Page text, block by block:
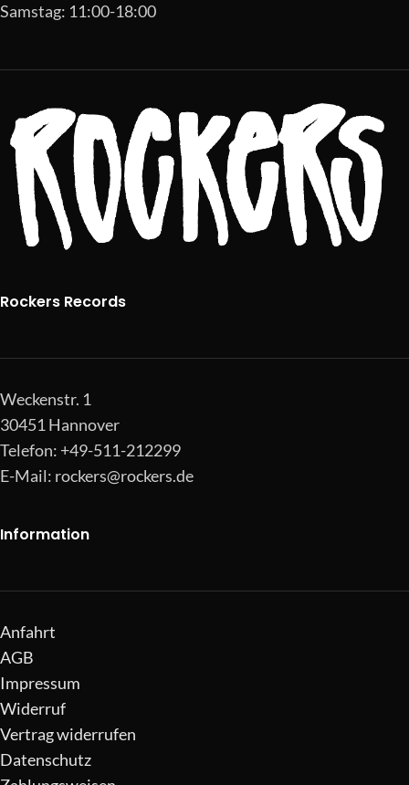
Samstag: 11:00-18:00
Rockers Records
Weckenstr. 1
30451 Hannover
Telefon: +49-511-212299
E-Mail: rockers@rockers.de
Information
Anfahrt
AGB
Impressum
Widerruf
Vertrag widerrufen
Datenschutz